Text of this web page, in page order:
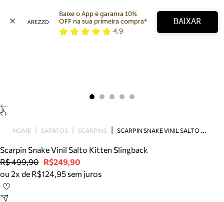
Bolsa
Tamanco
Tênis
Mule
Baixe o App e garanta 10%
OFF na sua primeira compra*
4,9
BAIXAR
HOME SAPATOS SCARPINS S
CARPIN SNAKE VINIL SALTO KITTEN SLINGBACK
Scarpin Snake Vinil Salto Kitten Slingback
R$ 499,90 R$249,90
ou 2x de R$124,95 sem juros